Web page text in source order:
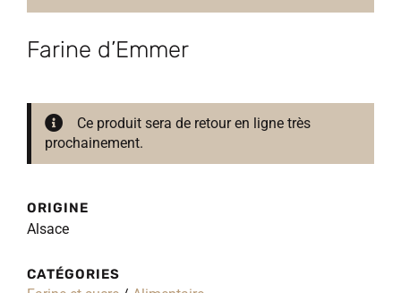
Farine d’Emmer
Ce produit sera de retour en ligne très
prochainement.
ORIGINE
Alsace
CATÉGORIES